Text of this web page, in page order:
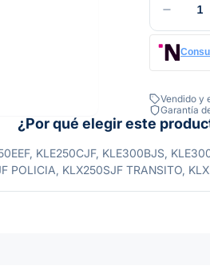
1
Vendido y
Garantía
¿Por qué elegir este
KLE250CJF, KLE300BJS,
POLICIA, KLX250SJF TRANSITO,